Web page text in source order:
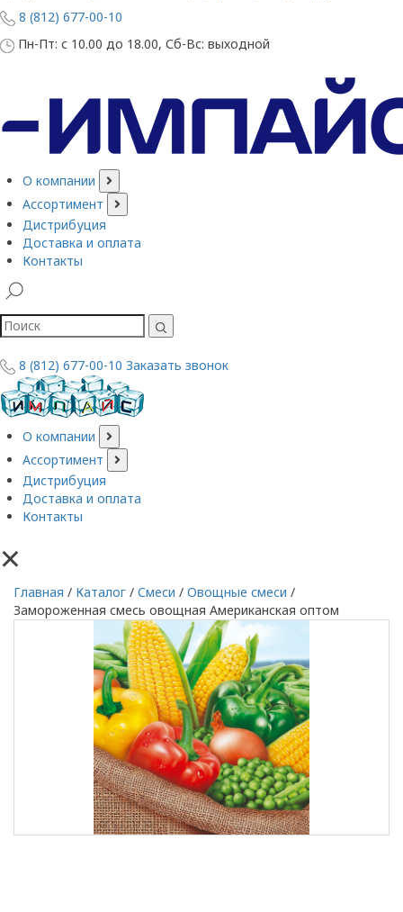
8 (812) 677-00-10
Пн-Пт: с 10.00 до 18.00, Сб-Вс: выходной
О компании
Ассортимент
Дистрибуция
Доставка и оплата
Контакты
8 (812) 677-00-10 Заказать звонок
О компании
Ассортимент
Дистрибуция
Доставка и оплата
Контакты
×
Главная / Каталог / Смеси / Овощные смеси /
Замороженная смесь овощная Американская оптом